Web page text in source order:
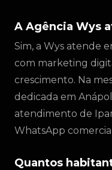
A Agência Wys
Sim, a Wys atende
com marketing
crescimento. Na
dedicada em
atendimento de
WhatsApp
Quantos